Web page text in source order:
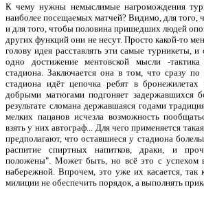
К чему нужны немыслимые нагромождения
наиболее посещаемых матчей? Видимо, для того,
и для того, чтобы половина пришедших людей
других функций они не несут. Просто какой-то
голову идея расставлять эти самые турникеты,
одно достижение ментовской мысли -тактика
стадиона. Заключается она в том, что сразу по
стадиона идёт цепочка ребят в
добрыми матюгами подгоняет задержавшихся
результате сломана державшаяся годами
мелких пацанов исчезла возможность
взять у них автограф... Для чего применяется
предполагают, что оставшиеся у стадиона
распитие спиртных напитков, драки, и
положены". Может быть, но всё это с успехом
набережной. Впрочем, это уже их касается, так
милиции не обеспечить порядок, а выполнять